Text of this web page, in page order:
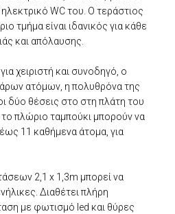
WC του. Ο τεράστιος
τμήμα είναι ιδανικός για κάθε
και απόλαυσης.
χειριστή και συνοδηγό, ο
ατόμων, η πολυθρόνα της
δύο θέσεις στο στη πλάτη του
πλώριο ταμπούκι μπορούν να
11 καθήμενα άτομα, για
2,1 x 1,3m μπορεί να
Διαθέτει πλήρη
με φωτισμό led και θύρες